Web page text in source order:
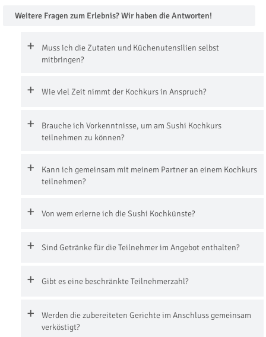
Weitere Fragen zum Erlebnis? Wir haben die Antworten!
Muss ich die Zutaten und Küchenutensilien selbst
mitbringen?
Wie viel Zeit nimmt der Kochkurs in Anspruch?
Brauche ich Vorkenntnisse, um am Sushi Kochkurs
teilnehmen zu können?
Kann ich gemeinsam mit meinem Partner an einem Kochkurs
teilnehmen?
Von wem erlerne ich die Sushi Kochkünste?
Sind Getränke für die Teilnehmer im Angebot enthalten?
Gibt es eine beschränkte Teilnehmerzahl?
Werden die zubereiteten Gerichte im Anschluss gemeinsam
verköstigt?